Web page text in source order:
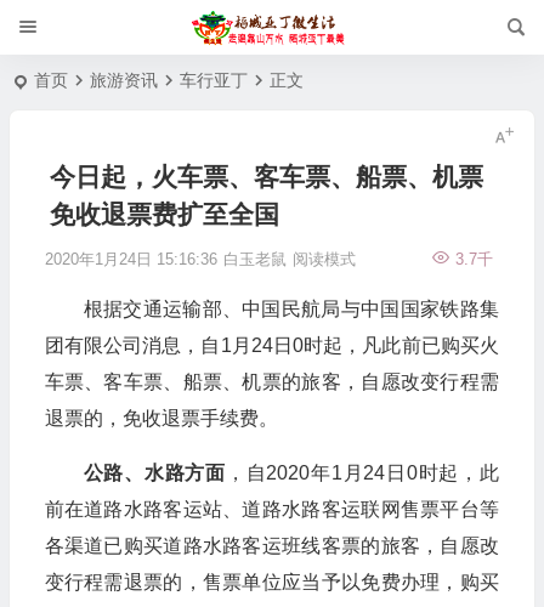
首页 旅游资讯 车行亚丁 正文
今日起，火车票、客车票、船票、机票
免收退票费扩至全国
2020年1月24日 15:16:36 白玉老鼠 3.7千
阅读模式
根据交通运输部、中国民航局与中国国家铁路集
团有限公司消息，自1月24日0时起，凡此前已购买火
车票、客车票、船票、机票的旅客，自愿改变行程需
退票的，免收退票手续费。
公路、水路方面 ，自2020年1月24日0时起，此
前在道路水路客运站、道路水路客运联网售票平台等
各渠道已购买道路水路客运班线客票的旅客，自愿改
变行程需退票的，售票单位应当予以免费办理，购买